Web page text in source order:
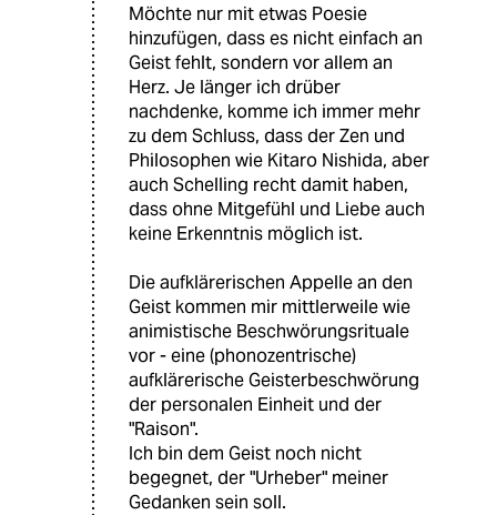
Möchte nur mit etwas Poesie
hinzufügen, dass es nicht einfach an
Geist fehlt, sondern vor allem an
Herz. Je länger ich drüber
nachdenke, komme ich immer mehr
zu dem Schluss, dass der Zen und
Philosophen wie Kitaro Nishida, aber
auch Schelling recht damit haben,
dass ohne Mitgefühl und Liebe auch
keine Erkenntnis möglich ist.
Die aufklärerischen Appelle an den
Geist kommen mir mittlerweile wie
animistische Beschwörungsrituale
vor - eine (phonozentrische)
aufklärerische Geisterbeschwörung
der personalen Einheit und der
"Raison".
Ich bin dem Geist noch nicht
begegnet, der "Urheber" meiner
Gedanken sein soll.